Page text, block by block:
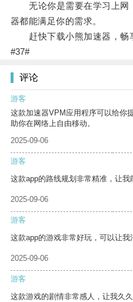
无论你是需要在学习上网
器都能满足你的需求。
赶快下载小熊加速器，畅
#37#
评论
游客
这款加速器VPM应用程序可以给你
助你在网络上自由移动。
2025-09-06
游客
这款app的路线规划非常精准，让我
2025-09-06
游客
这款app的游戏非常好玩，可以让我
2025-09-06
游客
这款游戏的剧情非常感人，让我久久